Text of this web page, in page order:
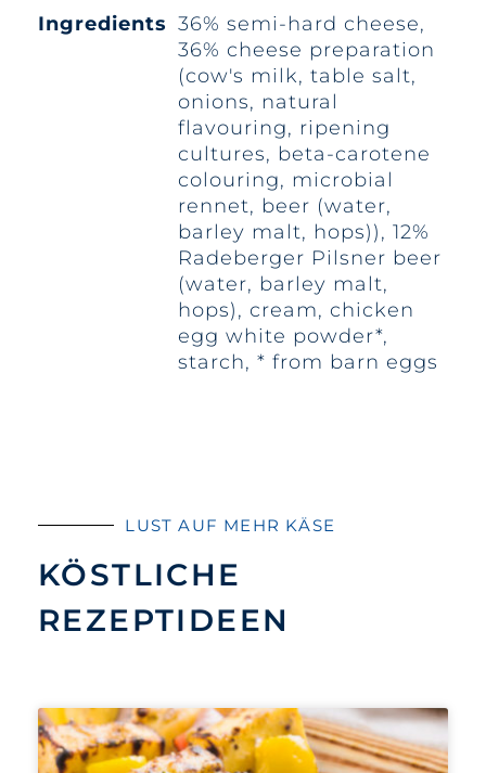
Ingredients 36% semi-hard cheese,
36% cheese preparation
(cow's milk, table salt,
onions, natural
flavouring, ripening
cultures, beta-carotene
colouring, microbial
rennet, beer (water,
barley malt, hops)), 12%
Radeberger Pilsner beer
(water, barley malt,
hops), cream, chicken
egg white powder*,
starch, * from barn eggs
LUST AUF MEHR KÄSE
KÖSTLICHE
REZEPTIDEEN